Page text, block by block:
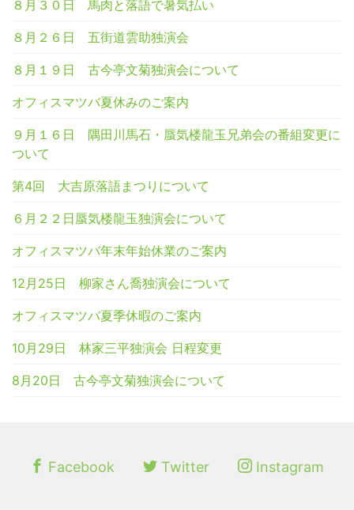
８月３０日 馬肉と落語で暑気払い
８月２６日 五街道雲助独演会
８月１９日 古今亭文菊独演会について
オフィスマツバ夏休みのご案内
９月１６日 隅田川馬石・蜃気楼龍玉兄弟会の番組変更に
ついて
第4回 大吉原落語まつりについて
６月２２日蜃気楼龍玉独演会について
オフィスマツバ年末年始休業のご案内
12月25日 柳家さん喬独演会について
オフィスマツバ夏季休暇のご案内
10月29日 林家三平独演会 日程変更
8月20日 古今亭文菊独演会について
Facebook Twitter Instagram